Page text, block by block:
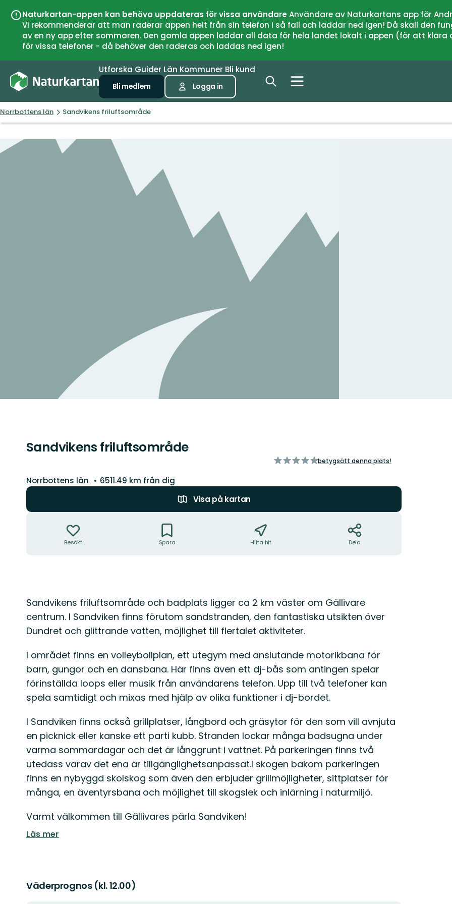
Naturkartan-appen kan behöva uppdateras för vissa användareAnvändare av Naturkartans app för
Vi rekommenderar att man raderar appen helt från sin telefon i så fall och laddar ned igen! Då skall den
av en ny app efter sommaren. Den gamla appen laddar all data för hela landet lokalt i appen (för att
för vissa telefoner - då behöver den raderas och laddas ned igen!
Utforska Guider Län Kommuner Bli kund
Bli medlem Logga in
Norrbottens län Sandvikens friluftsområde
Sandvikens friluftsområde
av
betygsätt denna plats!
Län:
Norrbottens län
6511.49 km från dig
Visa på kartan
Besökt Spara Hitta hit Dela
Beskrivning
Sandvikens friluftsområde och badplats ligger ca 2 km väster om Gällivare
centrum. I Sandviken finns förutom sandstranden, den fantastiska utsikten över
Dundret och glittrande vatten, möjlighet till flertalet aktiviteter.
I området finns en volleybollplan, ett utegym med anslutande motorikbana för
barn, gungor och en dansbana. Här finns även ett dj-bås som antingen spelar
förinställda loops eller musik från användarens telefon. Upp till två telefoner kan
spela samtidigt och mixas med hjälp av olika funktioner i dj-bordet.
I Sandviken finns också grillplatser, långbord och gräsytor för den som vill avnjuta
en picknick eller kanske ett parti kubb. Stranden lockar många badsugna under
varma sommardagar och det är långgrunt i vattnet. På parkeringen finns två
utedass varav det ena är tillgänglighetsanpassat.I skogen bakom parkeringen
finns en nybyggd skolskog som även den erbjuder grillmöjligheter, sittplatser för
många, en äventyrsbana och möjlighet till skogslek och inlärning i naturmiljö.
Varmt välkommen till Gällivares pärla Sandviken!
Läs mer
Väderprognos (kl. 12.00)